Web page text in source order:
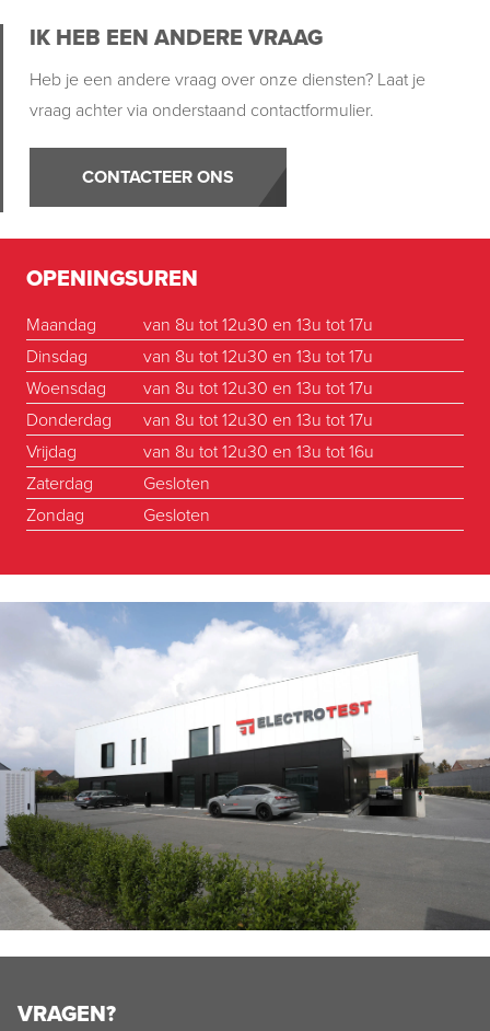
IK HEB EEN ANDERE VRAAG
Heb je een andere vraag over onze diensten? Laat je
vraag achter via onderstaand contactformulier.
CONTACTEER ONS
OPENINGSUREN
Maandag
van 8u tot 12u30 en 13u tot 17u
Dinsdag
van 8u tot 12u30 en 13u tot 17u
Woensdag
van 8u tot 12u30 en 13u tot 17u
Donderdag
van 8u tot 12u30 en 13u tot 17u
Vrijdag
van 8u tot 12u30 en 13u tot 16u
Zaterdag
Gesloten
Zondag
Gesloten
VRAGEN?